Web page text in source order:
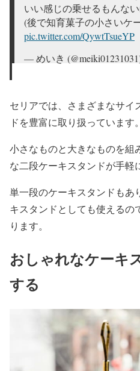
いい感じの乗せるもんな
(後で知育菓子の小さいケ
pic.twitter.com/QywtTsueYP
— めいき
セリアでは、さまざまなサイ
ドを豊富に取り扱っています。
小さなものと大きなものを組
な二段ケーキスタンドが手軽
単一段のケーキスタンドもあ
キスタンドとしても使えるの
ります。
おしゃれなケーキ
する